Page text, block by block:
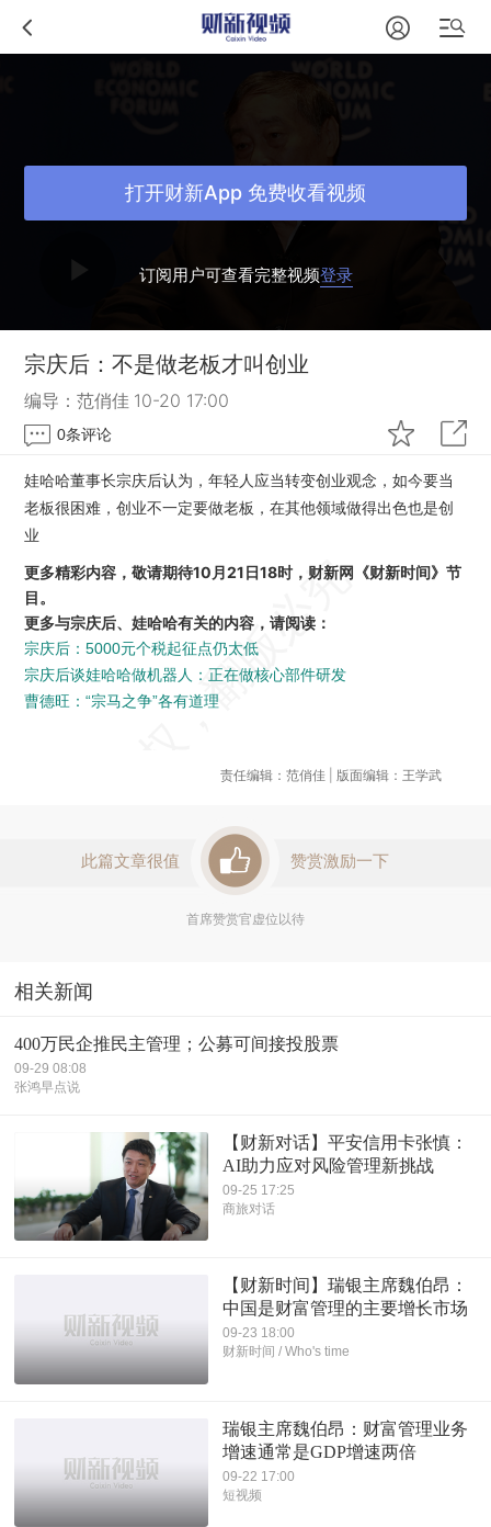
订阅用户可查看完整视频登录
打开财新App 免费收看视频
宗庆后：不是做老板才叫创业
编导：范俏佳 10-20 17:00
0条评论
娃哈哈董事长宗庆后认为，年轻人应当转变创业观念，如今要当
老板很困难，创业不一定要做老板，在其他领域做得出色也是创
业
更多精彩内容，敬请期待10月21日18时，财新网《财新时间》节
目。
更多与宗庆后、娃哈哈有关的内容，请阅读：
宗庆后：5000元个税起征点仍太低
宗庆后谈娃哈哈做机器人：正在做核心部件研发
曹德旺：“宗马之争”各有道理
责任编辑：范俏佳 | 版面编辑：王学武
此篇文章很值 赞赏激励一下
首席赞赏官虚位以待
相关新闻
400万民企推民主管理；公募可间接投股票
09-29 08:08
张鸿早点说
【财新对话】平安信用卡张慎：
AI助力应对风险管理新挑战
09-25 17:25
商旅对话
【财新时间】瑞银主席魏伯昂：
中国是财富管理的主要增长市场
09-23 18:00
财新时间 / Who's time
瑞银主席魏伯昂：财富管理业务
增速通常是GDP增速两倍
09-22 17:00
短视频